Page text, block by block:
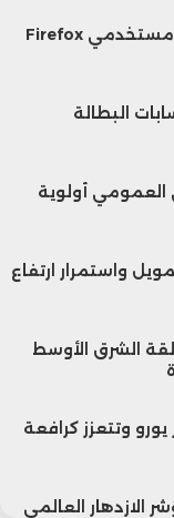
تحذير أمني في المغرب من ثغرة تهدد مستخدمي Firefox
حسابات البطالة
أولوية
واستمرار ارتفاع
الشرق الأوسط
إسبانيا تتجاوز 1.5 مليار يورو وتتعزز كرافعة